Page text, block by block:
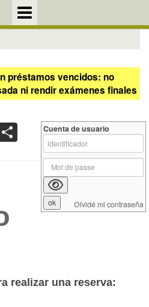
préstamos vencidos: no
ni rendir exámenes finales
realizar una reserva:
Cuenta de usuario
Olvidé mi contraseña